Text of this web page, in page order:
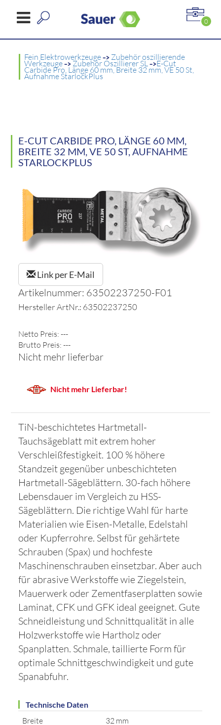
0
Fein Elektrowerkzeuge-> Zubehör oszillierende
Werkzeuge-> Zubehör Oszillierer SL->E-Cut
Carbide Pro, Länge 60 mm, Breite 32 mm, VE 50 St,
Aufnahme StarlockPlus
E-CUT CARBIDE PRO, LÄNGE 60 MM,
BREITE 32 MM, VE 50 ST, AUFNAHME
STARLOCKPLUS
Link per E-Mail
Artikelnummer: 63502237250-F01
Hersteller ArtNr.: 63502237250
Netto Preis: ---
Brutto Preis: ---
Nicht mehr lieferbar
Nicht mehr Lieferbar!
TiN-beschichtetes Hartmetall-
Tauchsägeblatt mit extrem hoher
Verschleißfestigkeit. 100 % höhere
Standzeit gegenüber unbeschichteten
Hartmetall-Sägeblättern. 30-fach höhere
Lebensdauer im Vergleich zu HSS-
Sägeblättern. Die richtige Wahl für harte
Materialien wie Eisen-Metalle, Edelstahl
oder Kupferrohre. Selbst für gehärtete
Schrauben (Spax) und hochfeste
Maschinenschrauben einsetzbar. Aber auch
für abrasive Werkstoffe wie Ziegelstein,
Mauerwerk oder Zementfaserplatten sowie
Laminat, CFK und GFK ideal geeignet. Gute
Schneidleistung und Schnittqualität in alle
Holzwerkstoffe wie Hartholz oder
Spanplatten. Schmale, taillierte Form für
optimale Schnittgeschwindigkeit und gute
Spanabfuhr.
Technische Daten
Breite
32 mm